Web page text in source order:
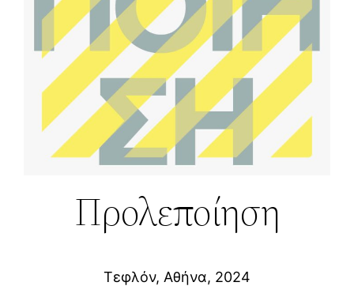
Προλεποίηση
Τεφλόν, Αθήνα, 2024